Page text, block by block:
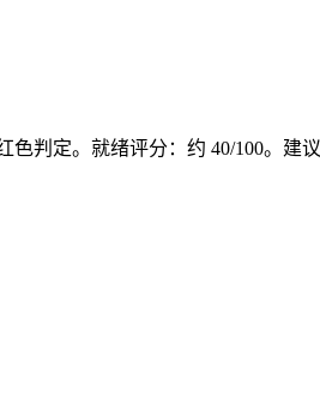
判定。就绪评分：约 40/100。建